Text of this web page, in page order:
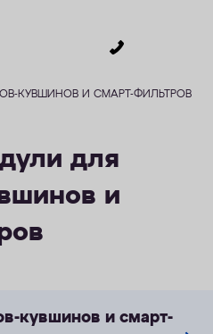
КУВШИНОВ И СМАРТ-ФИЛЬТРОВ
для
и
кувшинов и смарт-